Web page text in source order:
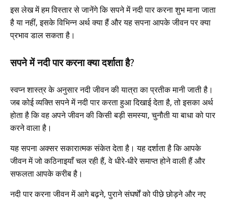
इस लेख में हम विस्तार से जानेंगे कि सपने में नदी पार करना शुभ माना जाता
है या नहीं, इसके विभिन्न अर्थ क्या हैं और यह सपना आपके जीवन पर क्या
प्रभाव डाल सकता है।
सपने में नदी पार करना क्या दर्शाता है?
स्वप्न शास्त्र के अनुसार नदी जीवन की यात्रा का प्रतीक मानी जाती है।
जब कोई व्यक्ति सपने में नदी पार करता हुआ दिखाई देता है, तो इसका अर्थ
होता है कि वह अपने जीवन की किसी बड़ी समस्या, चुनौती या बाधा को पार
करने वाला है।
यह सपना अक्सर सकारात्मक संकेत देता है। यह दर्शाता है कि आपके
जीवन में जो कठिनाइयाँ चल रही हैं, वे धीरे-धीरे समाप्त होने वाली हैं और
सफलता आपके करीब है।
नदी पार करना जीवन में आगे बढ़ने, पुराने संघर्षों को पीछे छोड़ने और नए